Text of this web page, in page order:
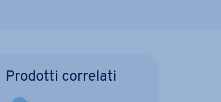
Prodotti correlati